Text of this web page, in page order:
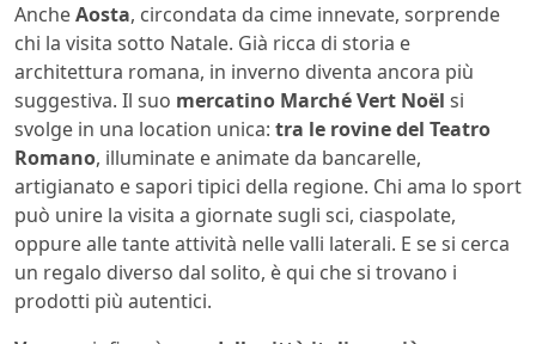
AncheAosta, circondata da cime innevate, sorprende
chi la visita sotto Natale. Già ricca di storia e
architettura romana, in inverno diventa ancora più
suggestiva. Il suo mercatino Marché Vert Noël si
svolge in una location unica: tra le rovine del Teatro
Romano, illuminate e animate da bancarelle,
artigianato e sapori tipici della regione. Chi ama lo sport
può unire la visita a giornate sugli sci, ciaspolate,
oppure alle tante attività nelle valli laterali. E se si cerca
un regalo diverso dal solito, è qui che si trovano i
prodotti più autentici.